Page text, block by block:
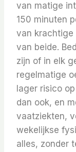
van matige
150 minuten
van krachtige
van beide.
zijn of in elk
regelmatige
lager risico
dan ook, en
vaatziekten,
wekelijkse
alles, zonder